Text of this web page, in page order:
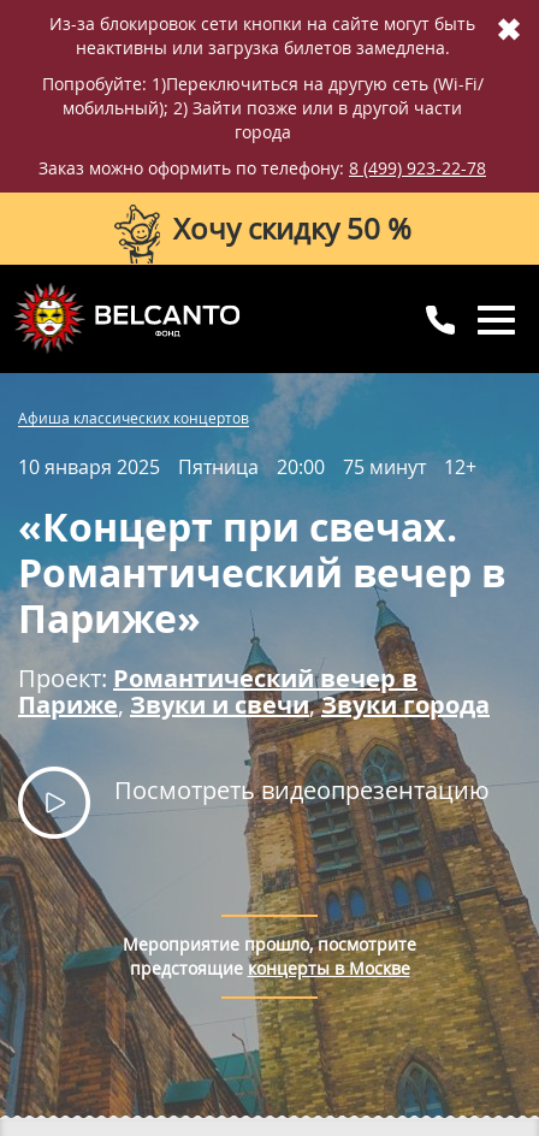
Из-за блокировок сети кнопки на сайте могут быть
неактивны или загрузка билетов замедлена.
Попробуйте: 1)Переключиться на другую сеть (Wi-Fi/
мобильный); 2) Зайти позже или в другой части
города
Заказ можно оформить по телефону: 8 (499) 923-22-78
✖
Хочу скидку 50 %
с 10:00 до 20:00
Фотографии
Вопросы и ответы Схема зала
Правила покупки билетов
Афиша классических концертов
10 января 2025 Пятница 20:00 75 минут 12+
«Концерт при свечах.
Романтический вечер в
Париже»
Проект: Романтический вечер в
Париже, Звуки и свечи,Звуки города
Посмотреть видеопрезентацию
Мероприятие прошло, посмотрите
предстоящие концерты в Москве